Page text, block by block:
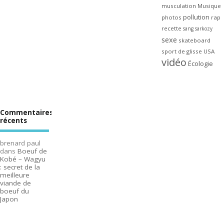
musculation Musique
photos pollution rap
recette sang sarkozy
sexe skateboard
sport de glisse USA
vidéo Écologie
Commentaires
récents
brenard paul
dans Boeuf de
Kobé – Wagyu
: secret de la
meilleure
viande de
boeuf du
Japon